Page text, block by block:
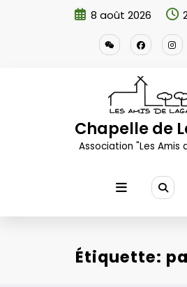
8 août 2026
Chapelle de
Association "Les Amis
Étiquette: